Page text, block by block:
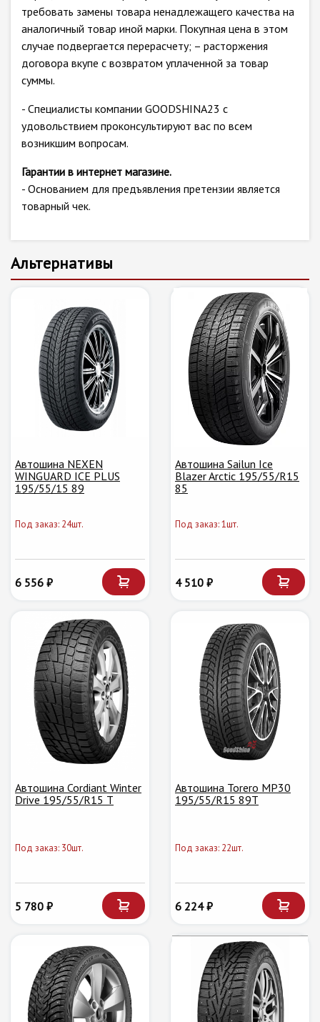
требовать замены товара ненадлежащего качества на
аналогичный товар иной марки. Покупная цена в этом
случае подвергается перерасчету; – расторжения
договора вкупе с возвратом уплаченной за товар
суммы.
- Специалисты компании GOODSHINA23 с
удовольствием проконсультируют вас по всем
возникшим вопросам.
Гарантии в интернет магазине.
- Основанием для предъявления претензии является
товарный чек.
Альтернативы
Автошина NEXEN
WINGUARD ICE PLUS
195/55/15 89
Под заказ: 24шт.
6 556 ₽
Автошина Sailun Ice
Blazer Arctic 195/55/R15
85
Под заказ: 1шт.
4 510 ₽
Автошина Cordiant Winter
Drive 195/55/R15 T
Под заказ: 30шт.
5 780 ₽
Автошина Torero MP30
195/55/R15 89T
Под заказ: 22шт.
6 224 ₽